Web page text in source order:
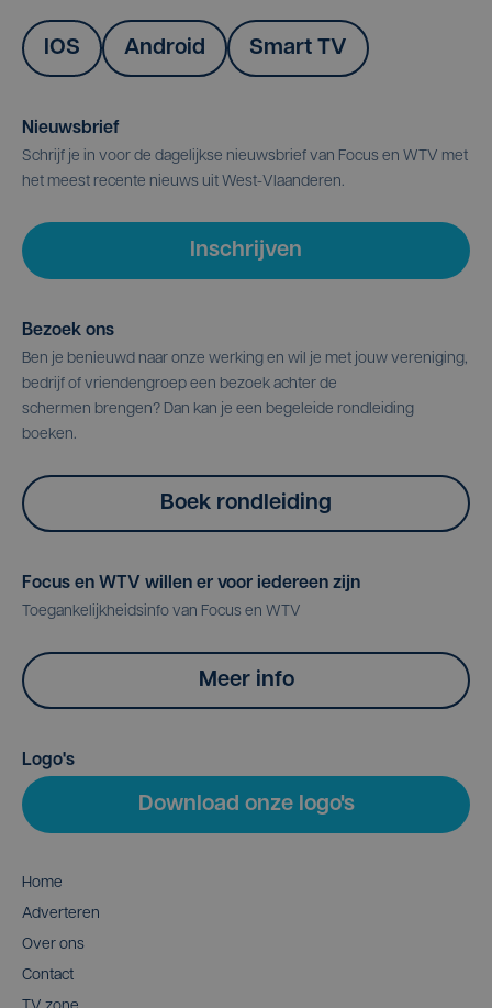
IOS Android Smart TV
Nieuwsbrief
Schrijf je in voor de dagelijkse nieuwsbrief van Focus en WTV met
het meest recente nieuws uit West-Vlaanderen.
Inschrijven
Bezoek ons
Ben je benieuwd naar onze werking en wil je met jouw vereniging,
bedrijf of vriendengroep een bezoek achter de
schermen brengen? Dan kan je een begeleide rondleiding
boeken.
Boek rondleiding
Focus en WTV willen er voor iedereen zijn
Toegankelijkheidsinfo van Focus en WTV
Meer info
Logo's
Download onze logo's
Home
Adverteren
Over ons
Contact